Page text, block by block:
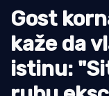
Pomorstvo
Ribolov
Ekologija
Tradicija i kultura
Gost
kaže da
istinu: